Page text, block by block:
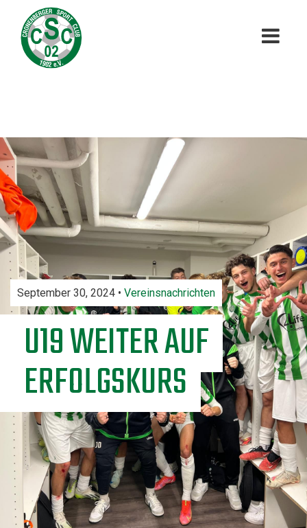
September 30, 2024 • Vereinsnachrichten
U19 WEITER AUF
ERFOLGSKURS